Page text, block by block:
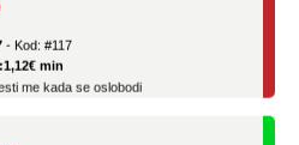
min
me kada se oslobodi